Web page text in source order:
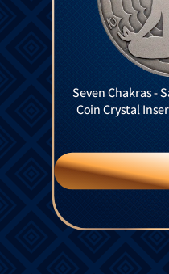
Seven Chakras -
Coin Crystal